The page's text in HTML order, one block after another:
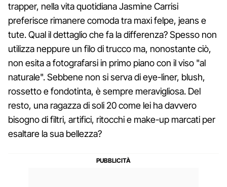
trapper, nella vita quotidiana Jasmine Carrisi
preferisce rimanere comoda tra maxi felpe, jeans e
tute. Qual il dettaglio che fa la differenza? Spesso non
utilizza neppure un filo di trucco ma, nonostante ciò,
non esita a fotografarsi in primo piano con il viso "al
naturale". Sebbene non si serva di eye-liner, blush,
rossetto e fondotinta, è sempre meravigliosa. Del
resto, una ragazza di soli 20 come lei ha davvero
bisogno di filtri, artifici, ritocchi e make-up marcati per
esaltare la sua bellezza?